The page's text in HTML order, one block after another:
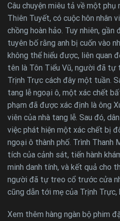
Câu chuyện miêu tả về một phụ
Thiên Tuyết, có cuộc hôn nhân
chồng hoàn hảo. Tuy nhiên, gần
tuyên bố rằng anh bị cuốn vào
không thể hiểu được, liên quan
tên là Tôn Tiểu Vũ, người đã tự
Trịnh Trực cách đây một tuần.
tang lễ ngoại ô, một xác chết
phạm đã được xác định là ông
viên của nhà tang lễ. Sau đó,
việc phát hiện một xác chết bị
ngoại ô thành phố. Trình Thanh
tích của cảnh sát, tiến hành
minh danh tính, và kết quả cho
người đã tự treo cổ trước cửa
cũng dẫn tới mẹ của Trịnh Trực,
Xem thêm hàng ngàn bộ phim